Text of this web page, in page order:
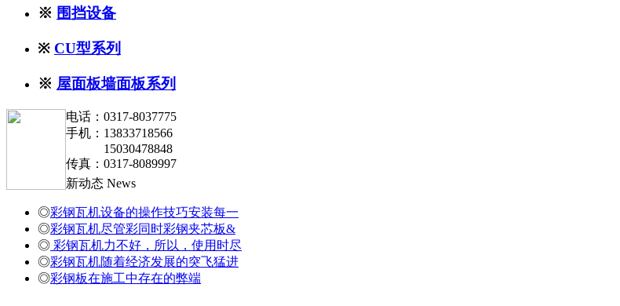
※ 围挡设备
※ CU型系列
※ 屋面板墙面板系列
电话：0317-8037775
手机：13833718566
15030478848
传真：0317-8089997
新动态 News
◎彩钢瓦机设备的操作技巧安装每一
◎彩钢瓦机尽管彩同时彩钢夹芯板&
◎ 彩钢瓦机力不好，所以，使用时尽
◎彩钢瓦机随着经济发展的突飞猛进
◎彩钢板在施工中存在的弊端